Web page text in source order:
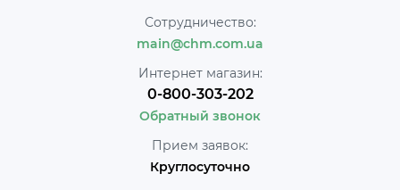
Сотрудничество:
main@chm.com.ua
Интернет магазин:
0-800-303-202
Обратный звонок
Прием заявок:
Круглосуточно